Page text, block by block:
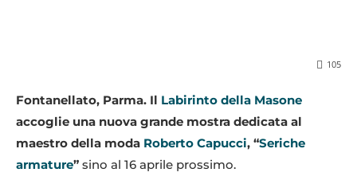
105
Fontanellato, Parma. Il Labirinto della Masone
accoglie una nuova grande mostra dedicata al
maestro della moda Roberto Capucci, “Seriche
armature” sino al 16 aprile prossimo.